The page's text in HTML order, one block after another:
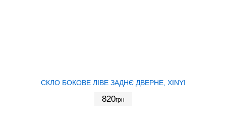
СКЛО БОКОВЕ ЛІВЕ ЗАДНЄ ДВЕРНЕ, XINYI
820грн